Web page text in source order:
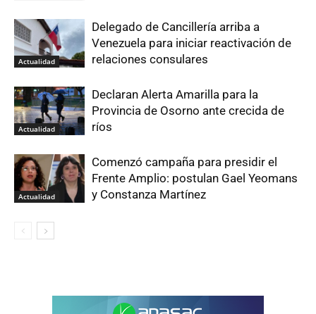
Actualidad
Delegado de Cancillería arriba a
Venezuela para iniciar reactivación de
relaciones consulares
Actualidad
Declaran Alerta Amarilla para la
Provincia de Osorno ante crecida de
ríos
Actualidad
Comenzó campaña para presidir el
Frente Amplio: postulan Gael Yeomans
y Constanza Martínez